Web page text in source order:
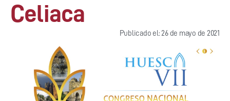
Celiaca
Publicado el: 26 de mayo de 2021